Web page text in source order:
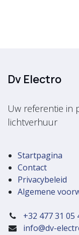
Dv Electro
Uw referentie in
lichtverhuur
Startpagina
Contact
Privacybeleid
Algemene
+32 477 31 05
info@dv-